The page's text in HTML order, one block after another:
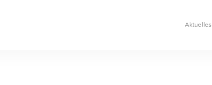
Aktuelles